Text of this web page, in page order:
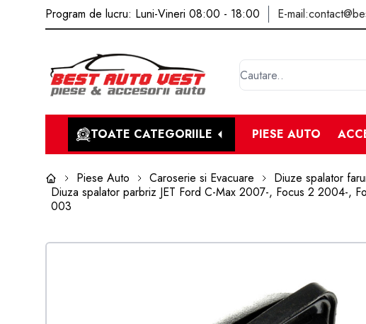
Program de lucru: Luni-Vineri 08:00 - 18:00 E-mail:
TOATE CATEGORIILE PIESE AUTO
Piese Auto Caroserie si Evacuare
Diuze spalator
Diuza spalator parbriz JET Ford C-Max 2007-, Focus 2 2004-,
003